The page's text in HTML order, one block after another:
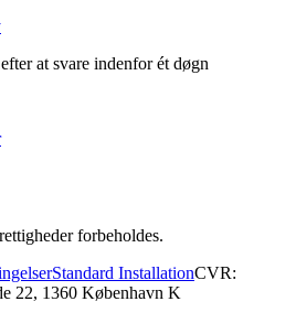
at svare indenfor ét døgn
forbeholdes.
Standard InstallationCVR:
22, 1360 København K